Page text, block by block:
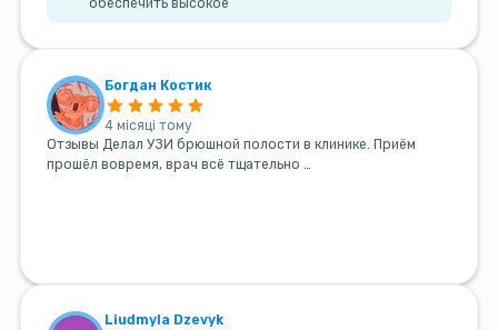
обеспечить высокое
Богдан Костик
4 місяці тому
Отзывы Делал УЗИ брюшной полости в клинике. Приём
прошёл вовремя, врач всё тщательно …
Liudmyla Dzevyk